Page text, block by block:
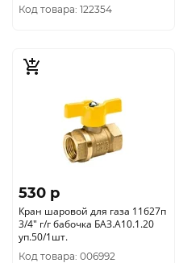
Код товара: 122354
530 p
Кран шаровой для газа 11б27п
3/4" г/г бабочка БАЗ.А10.1.20
уп.50/1шт.
Код товара: 006992